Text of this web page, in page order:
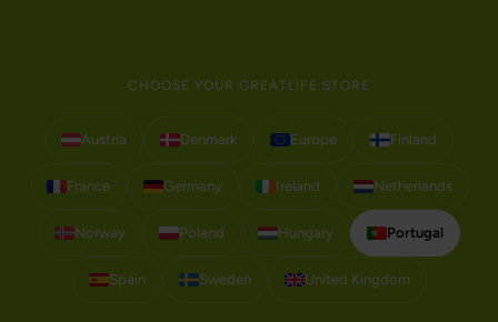
CHOOSE YOUR GREATLIFE STORE
Austria Denmark Europe Finland
France Germany Ireland Netherlands
Norway Poland Hungary Portugal
Spain Sweden United Kingdom